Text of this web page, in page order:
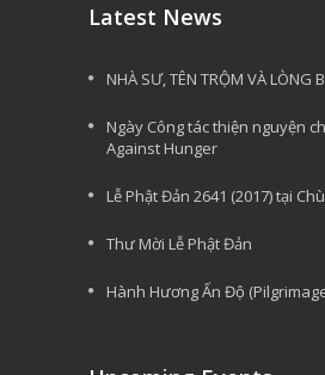
Latest News
NHÀ SƯ, TÊN TRỘM VÀ LÒNG
Ngày Công tác thiện nguyện
Against Hunger
Lễ Phật Đản 2641 (2017) tại
Thư Mời Lễ Phật Đản
Hành Hương Ấn Độ